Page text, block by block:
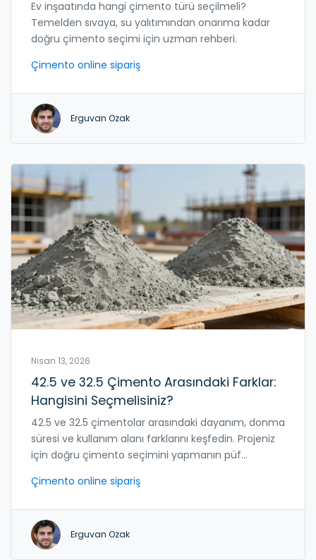
Ev inşaatında hangi çimento türü seçilmeli?
Temelden sıvaya, su yalıtımından onarıma kadar
doğru çimento seçimi için uzman rehberi.
Çimento online sipariş
Erguvan Ozak
Nisan 13, 2026
42.5 ve 32.5 Çimento Arasındaki Farklar:
Hangisini Seçmelisiniz?
42.5 ve 32.5 çimentolar arasındaki dayanım, donma
süresi ve kullanım alanı farklarını keşfedin. Projeniz
için doğru çimento seçimini yapmanın püf
Çimento online sipariş
Erguvan Ozak